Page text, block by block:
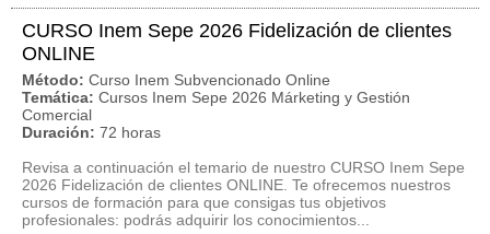
CURSO Inem Sepe 2026 Fidelización de clientes
ONLINE
Método: Curso Inem Subvencionado Online
Temática: Cursos Inem Sepe 2026 Márketing y Gestión
Comercial
Duración: 72 horas
Revisa a continuación el temario de nuestro CURSO Inem Sepe
2026 Fidelización de clientes ONLINE. Te ofrecemos nuestros
cursos de formación para que consigas tus objetivos
profesionales: podrás adquirir los conocimientos...